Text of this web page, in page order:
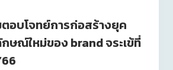
อบโจทย์การก่อสร้างยุค
ษณ์ใหม่ของ brand จระเข้ที่